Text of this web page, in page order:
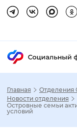
Главная Отделения
Новости отделения
Островные семьи
условий